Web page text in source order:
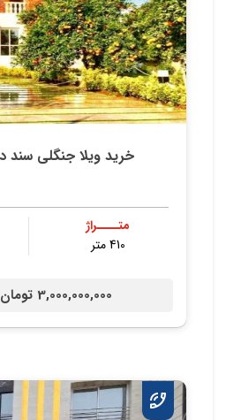
خرید ویلا جنگلی سند
متــــراژ
410 متر
3,000,000,000 تومان /